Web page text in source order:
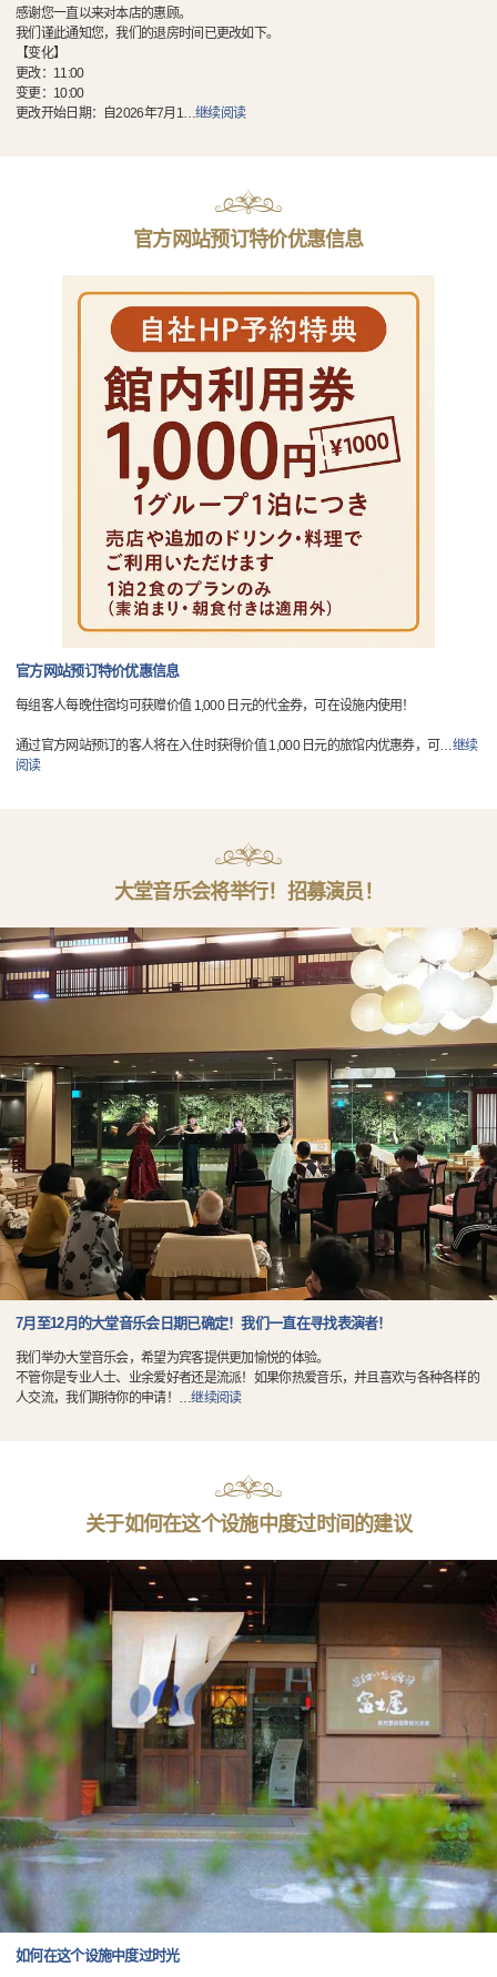
感谢您一直以来对本店的惠顾。
我们谨此通知您，我们的退房时间已更改如下。
【变化】
更改：11:00
变更：10:00
更改开始日期：自2026年7月1…继续阅读
官方网站预订特价优惠信息
官方网站预订特价优惠信息
每组客人每晚住宿均可获赠价值 1,000 日元的代金券，可在设施内使用！
通过官方网站预订的客人将在入住时获得价值 1,000 日元的旅馆内优惠券，可 …继续
阅读
大堂音乐会将举行！招募演员！
7月至12月的大堂音乐会日期已确定！我们一直在寻找表演者！
我们举办大堂音乐会，希望为宾客提供更加愉悦的体验。
不管你是专业人士、业余爱好者还是流派！如果你热爱音乐，并且喜欢与各种各样的
人交流，我们期待你的申请！ …继续阅读
关于如何在这个设施中度过时间的建议
如何在这个设施中度过时光